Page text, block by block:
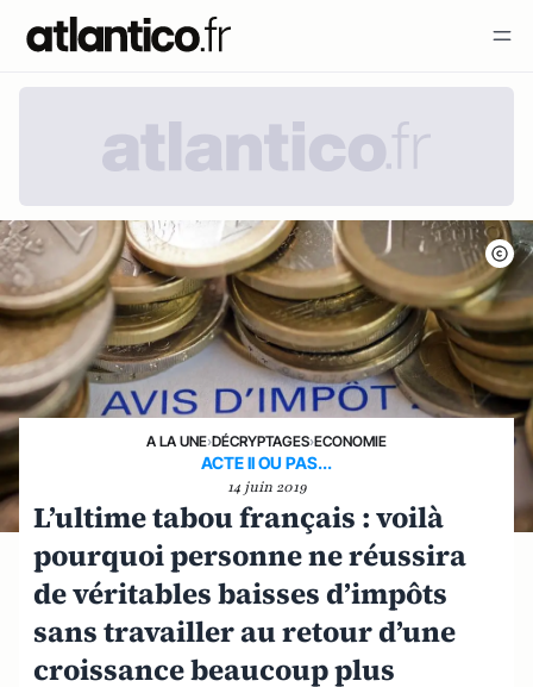
A LA UNE›DÉCRYPTAGES›ECONOMIE
ACTE II OU PAS...
14 juin 2019
L’ultime tabou français : voilà
pourquoi personne ne réussira
de véritables baisses d’impôts
sans travailler au retour d’une
croissance beaucoup plus